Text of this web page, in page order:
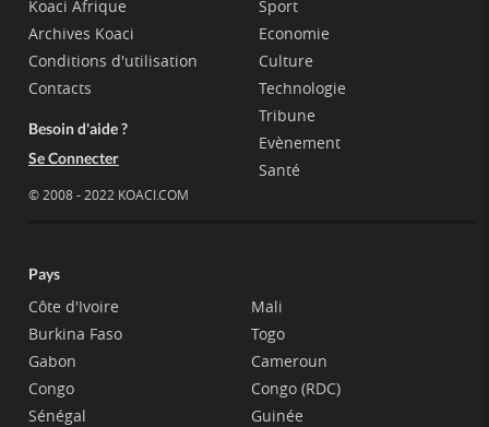
Koaci Afrique
Archives Koaci
Conditions d'utilisation
Contacts
Besoin d'aide ?
Se Connecter
© 2008 - 2022 KOACI.COM
Sport
Economie
Culture
Technologie
Tribune
Evènement
Santé
Pays
Côte d'Ivoire
Burkina Faso
Gabon
Congo
Sénégal
Mali
Togo
Cameroun
Congo (RDC)
Guinée